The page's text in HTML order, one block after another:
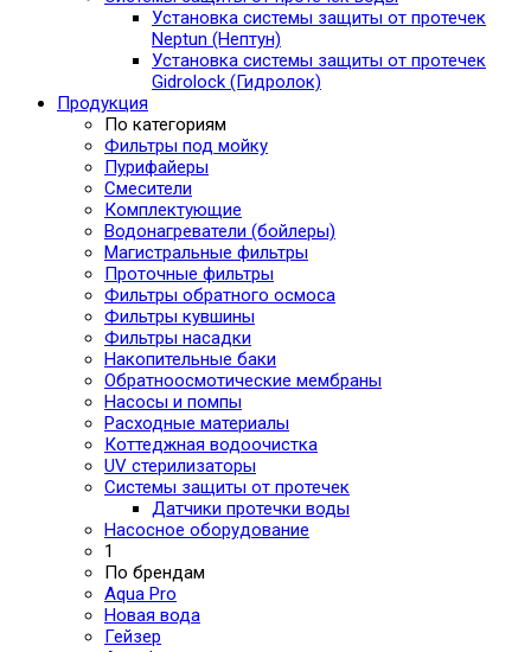
Установка системы защиты от протечек
Neptun (Нептун)
Установка системы защиты от протечек
Gidrolock (Гидролок)
Продукция
По категориям
Фильтры под мойку
Пурифайеры
Смесители
Комплектующие
Водонагреватели (бойлеры)
Магистральные фильтры
Проточные фильтры
Фильтры обратного осмоса
Фильтры кувшины
Фильтры насадки
Накопительные баки
Обратноосмотические мембраны
Насосы и помпы
Расходные материалы
Коттеджная водоочистка
UV стерилизаторы
Системы защиты от протечек
Датчики протечки воды
Насосное оборудование
1
По брендам
Aqua Pro
Новая вода
Гейзер